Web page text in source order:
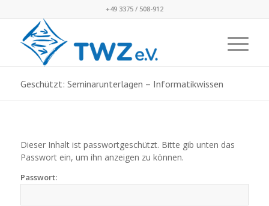
+49 3375 / 508-912
Geschützt: Seminarunterlagen – Informatikwissen
Dieser Inhalt ist passwortgeschützt. Bitte gib unten das
Passwort ein, um ihn anzeigen zu können.
Passwort: